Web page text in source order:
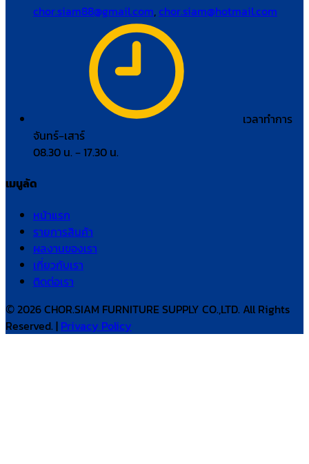
chor.siam88@gmail.com,chor.siam@hotmail.com
เวลาทำการ
จันทร์–เสาร์
08.30 น. – 17.30 น.
เมนูลัด
หน้าแรก
รายการสินค้า
ผลงานของเรา
เกี่ยวกับเรา
ติดต่อเรา
© 2026 CHOR.SIAM FURNITURE SUPPLY CO.,LTD. All Rights
Reserved. | Privacy Policy